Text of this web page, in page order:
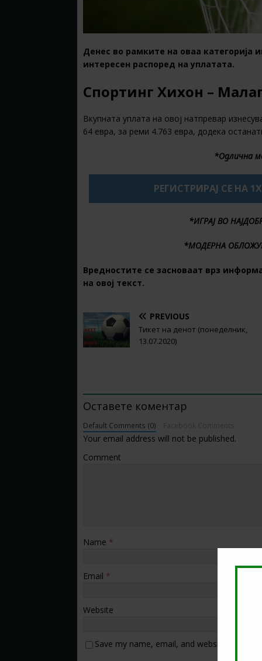
Денес во рамките на оваа категорија
интересен распоред на уплатата.
Спортинг Хихон –
Вкупната уплата на овој натпревар
64 евра, за реми 4.763 евра, додека
*Одлична
РЕГИСТРИРАЈ СЕ НА
*ИГРАЈ ВО
*МОДЕРНА
Вредностите се засноваат врз
на овој текст.
PREVIOUS
Тикет на денот (понеделник,
13.07.2020)
Оставете коментар
Default Comments (0)
Your email address will not be published.
Comment
Name *
Email *
Website
Save my name, email, and website in this